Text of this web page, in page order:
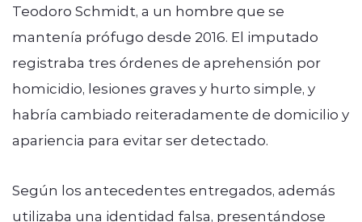
Teodoro Schmidt, a un hombre que se
mantenía prófugo desde 2016. El imputado
registraba tres órdenes de aprehensión por
homicidio, lesiones graves y hurto simple, y
habría cambiado reiteradamente de domicilio y
apariencia para evitar ser detectado.
Según los antecedentes entregados, además
utilizaba una identidad falsa, presentándose